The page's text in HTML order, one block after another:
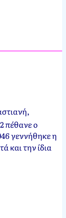
πέθανε ο
γεννήθηκε η
και την ίδια